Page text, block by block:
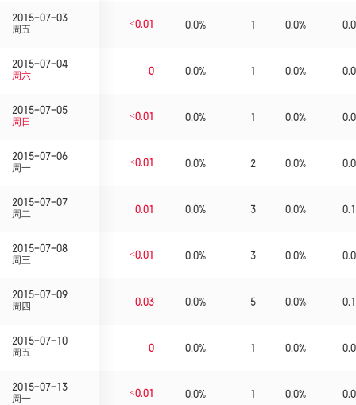
2015-07-03
周五
<0.01 0.0% 1 0.0% 0.0
2015-07-04
周六
0 0.0% 1 0.0% 0.0
2015-07-05
周日
<0.01 0.0% 1 0.0% 0.0
2015-07-06
周一
<0.01 0.0% 2 0.0% 0.0
2015-07-07
周二
0.01 0.0% 3 0.0% 0.1
2015-07-08
周三
<0.01 0.0% 3 0.0% 0.0
2015-07-09
周四
0.03 0.0% 5 0.0% 0.1
2015-07-10
周五
0 0.0% 1 0.0% 0.0
2015-07-13
周一
<0.01 0.0% 1 0.0% 0.0